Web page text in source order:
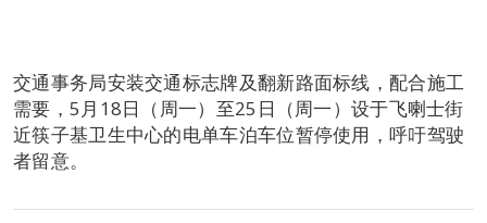
交通事务局安装交通标志牌及翻新路面标线，配合施工
需要，5月18日（周一）至25日（周一）设于飞喇士街
近筷子基卫生中心的电单车泊车位暂停使用，呼吁驾驶
者留意。